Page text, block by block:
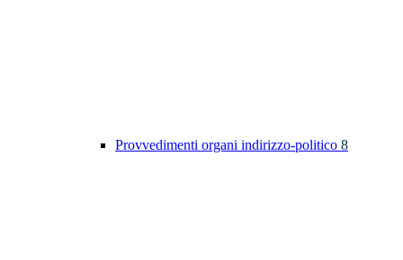
Provvedimenti organi indirizzo-politico 8